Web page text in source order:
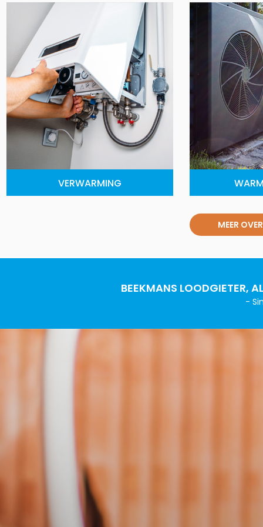
VERWARMING
MEER
BEEKMANS LOODGIETER,
-